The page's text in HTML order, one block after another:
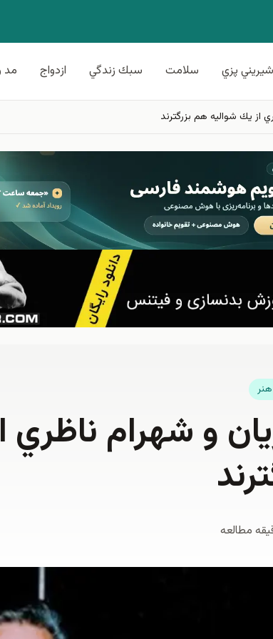
پزي سلامت سبك زندگي ازدواج مد
از يك شواليه هم بزرگترند
و شهرام ناظري